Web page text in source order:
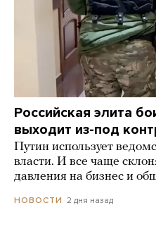
Российская элита
выходит из-под
Путин использует
власти. И все чаще
давления на бизнес и
НОВОСТИ 2 дня назад